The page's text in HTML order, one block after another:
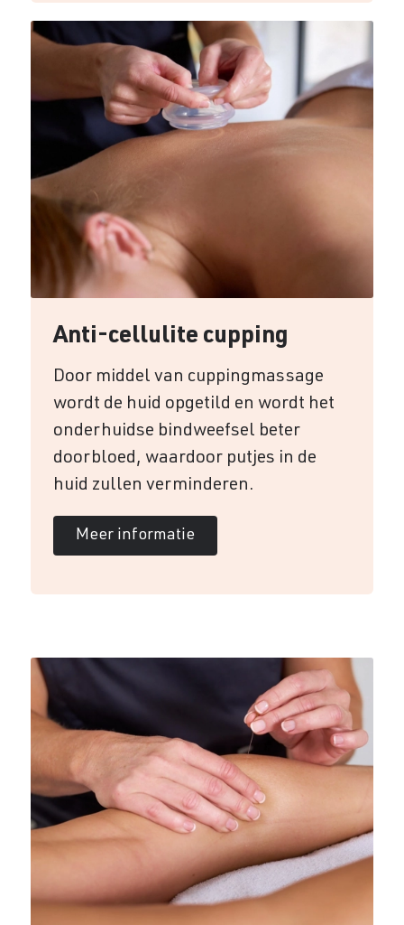
Anti-cellulite cupping
Door middel van cuppingmassage
wordt de huid opgetild en wordt het
onderhuidse bindweefsel beter
doorbloed, waardoor putjes in de
huid zullen verminderen.
Meer informatie